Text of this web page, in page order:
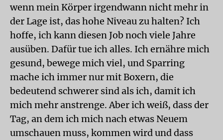
wenn mein Körper irgendwann nicht mehr in
der Lage ist, das hohe Niveau zu halten? Ich
hoffe, ich kann diesen Job noch viele Jahre
ausüben. Dafür tue ich alles. Ich ernähre mich
gesund, bewege mich viel, und Sparring
mache ich immer nur mit Boxern, die
bedeutend schwerer sind als ich, damit ich
mich mehr anstrenge. Aber ich weiß, dass der
Tag, an dem ich mich nach etwas Neuem
umschauen muss, kommen wird und dass